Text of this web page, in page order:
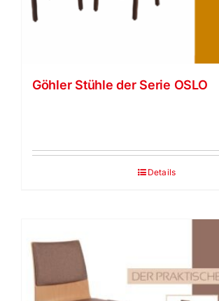
Göhler Stühle der Serie OSLO
Details